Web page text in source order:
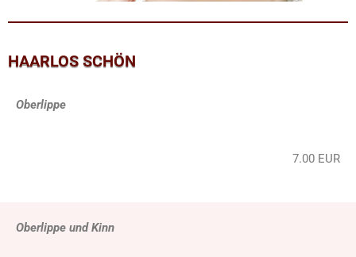
HAARLOS SCHÖN
Oberlippe
7.00 EUR
Oberlippe und Kinn